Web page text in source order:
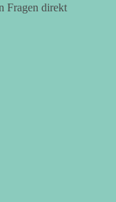
Fragen direkt